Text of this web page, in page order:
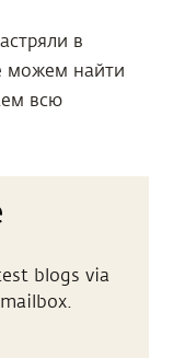
в
можем найти
всю
blogs via